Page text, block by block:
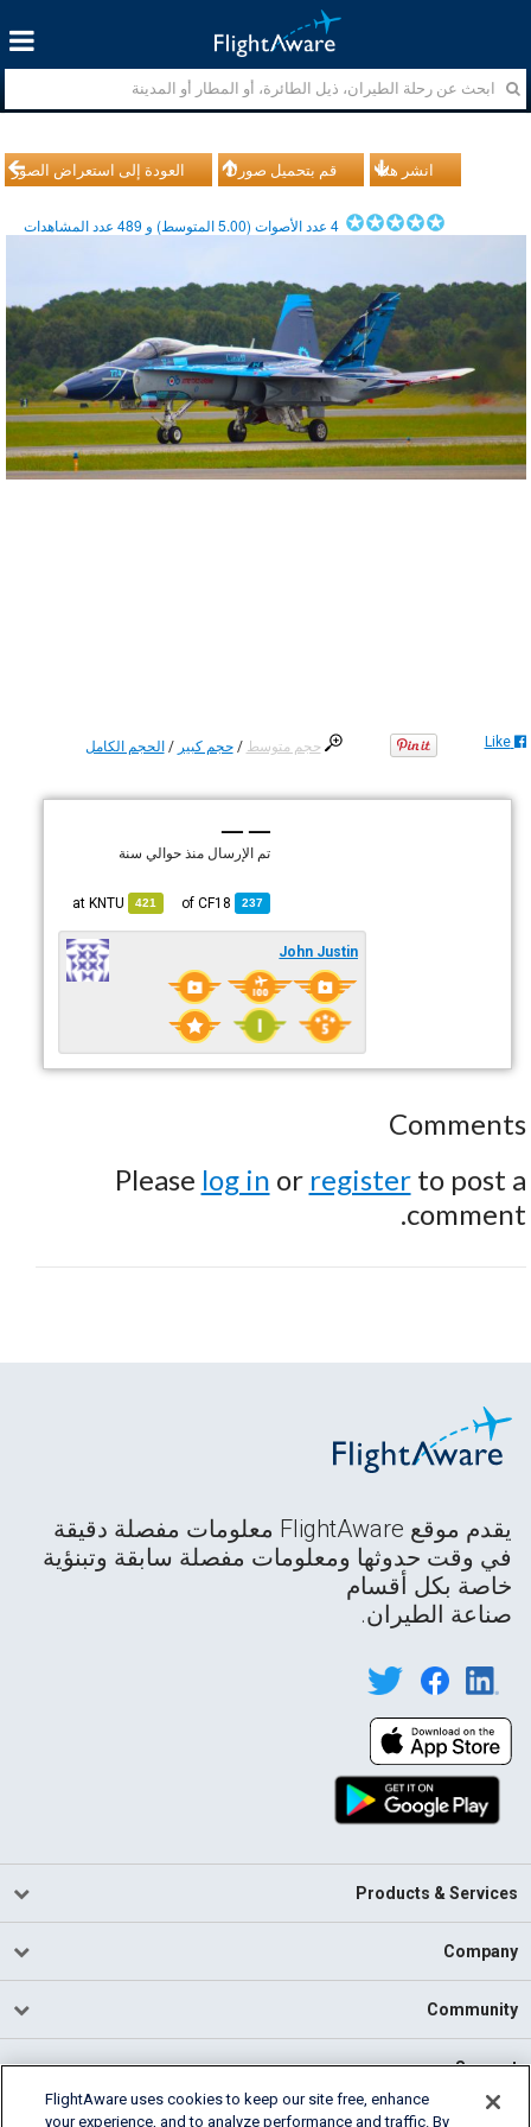
العودة إلى استعراض الصور قم بتحميل صورك انشر هذا
4عدد الأصوات (5.00المتوسط) و 489عدد المشاهدات
حجم متوسط /حجم كبير /الحجم الكامل Like
— —
تم الإرسال منذ حوالي سنة
237
CF18
421
KNTU
John Justin
Comments
Please log in or registerto post a
comment.
يقدم موقع FlightAware معلومات مفصلة دقيقة
في وقت حدوثها ومعلومات مفصلة سابقة وتبنؤية
خاصة بكل أقسام
صناعة الطيران.
Products & Services
Company
Community
Support
FlightAware uses cookies to keep our site free, enhance
your experience, and to analyze performance and traffic. By